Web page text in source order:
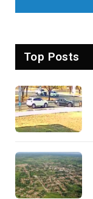
Top Posts